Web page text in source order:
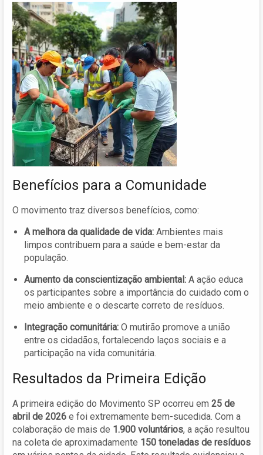
Benefícios para a Comunidade
O movimento traz diversos benefícios, como:
A melhora da qualidade de vida: Ambientes mais
limpos contribuem para a saúde e bem-estar da
população.
Aumento da conscientização ambiental: A ação educa
os participantes sobre a importância do cuidado com o
meio ambiente e o descarte correto de resíduos.
Integração comunitária: O mutirão promove a união
entre os cidadãos, fortalecendo laços sociais e a
participação na vida comunitária.
Resultados da Primeira Edição
A primeira edição do Movimento SP ocorreu em 25 de
abril de 2026 e foi extremamente bem-sucedida. Com a
colaboração de mais de 1.900 voluntários, a ação resultou
na coleta de aproximadamente 150 toneladas de resíduos